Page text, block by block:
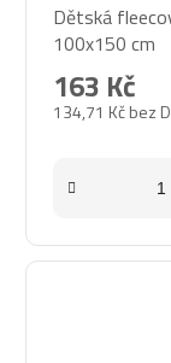
Dětská
100x150 cm
134,71 Kč bez
163 Kč